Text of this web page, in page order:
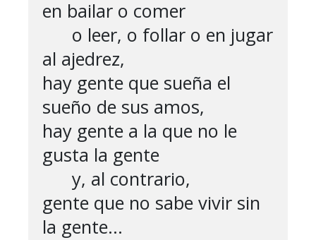
en bailar o comer
o leer, o follar o en jugar
al ajedrez,
hay gente que sueña el
sueño de sus amos,
hay gente a la que no le
gusta la gente
y, al contrario,
gente que no sabe vivir sin
la gente…